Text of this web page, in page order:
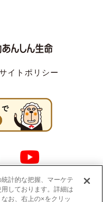
イトポリシー
計的な把握、マーケテ
しております。詳細は
お、右上の×をクリッ